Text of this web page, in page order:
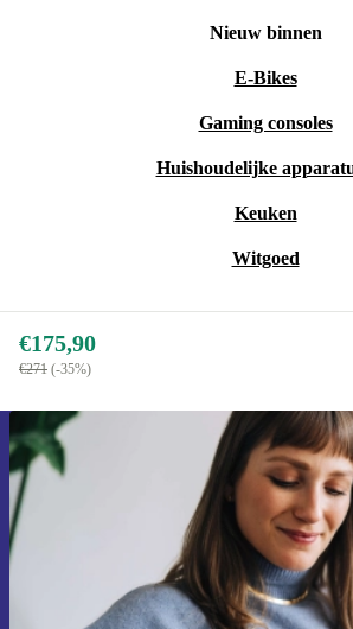
Nieuw binnen
E-Bikes
Gaming consoles
Huishoudelijke
Keuken
Witgoed
€175,90
€271 (-35%)
Meld je aan voor onze
ontvang €15 korting!
Mis nooit meer een